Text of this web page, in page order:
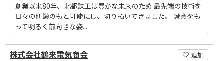
創業以来80年、北都鉄工は豊かな未来のため 最先端の技術を
日々の研鑽のもと可能にし、切り拓いてきました。 誠意をも
って明るく前向きな姿...
株式会社鶴来電気商会 追加